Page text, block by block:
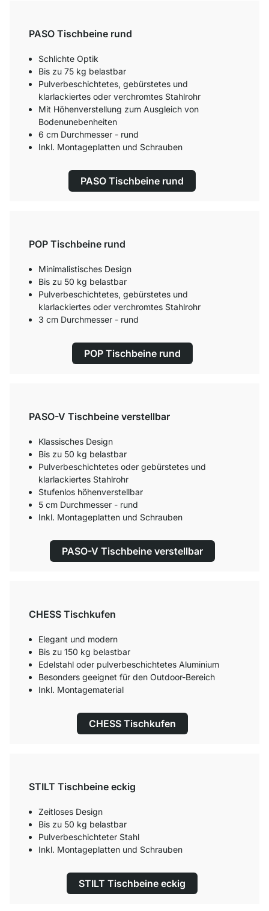
PASO Tischbeine rund
Schlichte Optik
Bis zu 75 kg belastbar
Pulverbeschichtetes, gebürstetes und
klarlackiertes oder verchromtes Stahlrohr
Mit Höhenverstellung zum Ausgleich von
Bodenunebenheiten
6 cm Durchmesser - rund
Inkl. Montageplatten und Schrauben
PASO Tischbeine rund
POP Tischbeine rund
Minimalistisches Design
Bis zu 50 kg belastbar
Pulverbeschichtetes, gebürstetes und
klarlackiertes oder verchromtes Stahlrohr
3 cm Durchmesser - rund
POP Tischbeine rund
PASO-V Tischbeine verstellbar
Klassisches Design
Bis zu 50 kg belastbar
Pulverbeschichtetes oder gebürstetes und
klarlackiertes Stahlrohr
Stufenlos höhenverstellbar
5 cm Durchmesser - rund
Inkl. Montageplatten und Schrauben
PASO-V Tischbeine verstellbar
CHESS Tischkufen
Elegant und modern
Bis zu 150 kg belastbar
Edelstahl oder pulverbeschichtetes Aluminium
Besonders geeignet für den Outdoor-Bereich
Inkl. Montagematerial
CHESS Tischkufen
STILT Tischbeine eckig
Zeitloses Design
Bis zu 50 kg belastbar
Pulverbeschichteter Stahl
Inkl. Montageplatten und Schrauben
STILT Tischbeine eckig